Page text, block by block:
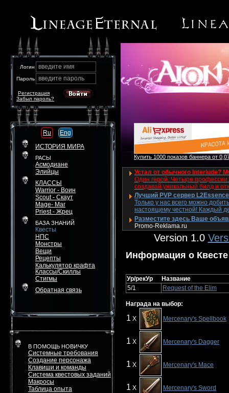
Логин введите имя
Пароль введите пароль
Забыл пароль?
Регистрация
Ru
Eng
ИСТОРИЯ МИРА
РАСЫ
Асмодиане
Элийцы
КЛАССЫ
Warrior - Воин
Scout - Скаут
Mage- Маг
Priest - Жрец
БАЗА ЗНАНИЙ
Квесты
НПС
Монстры
Вещи
Рецепты
Калькулятор крафта
Классы/Скиллы
Стигмы
Обратная связь
В ПОМОЩЬ НОВИЧКУ
Системные требования
Создание персонажа
Клавиши и команды
Система квестовых заданий
Макросы
Таблица опыта
Купить 1000 показов баннера от
Устал от обычного Interlude?
Один герой. Четыре
создавай уникальный билд и
Лучший PVP сервер
Только у нас всего можно
настоящему честной! Каждый
Разместите здесь Ваше
Promo-Reklama.ru
Version 1.0
Информация о Квесте
Ур/рекУр
Название
5/1
Request of the Elim
Награда на выбор:
1 X Mercenary's Spellbook
1 X Mercenary's Dagger
1 X Mercenary's Mace
1 X Mercenary's Sword